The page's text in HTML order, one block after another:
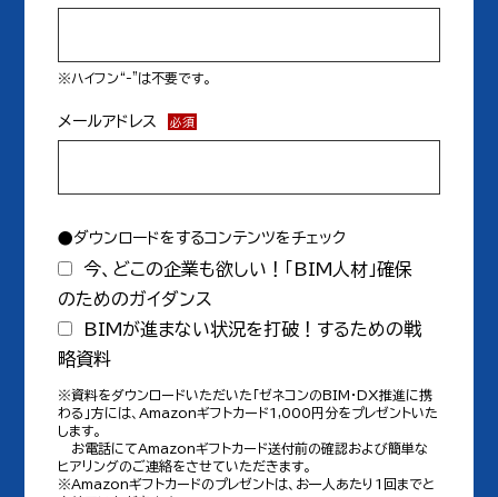
※ハイフン“-”は不要です。
メールアドレス
●ダウンロードをするコンテンツをチェック
今、どこの企業も欲しい！「BIM人材」確保
のためのガイダンス
BIMが進まない状況を打破！するための戦
略資料
※資料をダウンロードいただいた「ゼネコンのBIM・DX推進に携
わる」方には、Amazonギフトカード1,000円分をプレゼントいた
します。
お電話にてAmazonギフトカード送付前の確認および簡単な
ヒアリングのご連絡をさせていただきます。
※Amazonギフトカードのプレゼントは、お一人あたり1回までと